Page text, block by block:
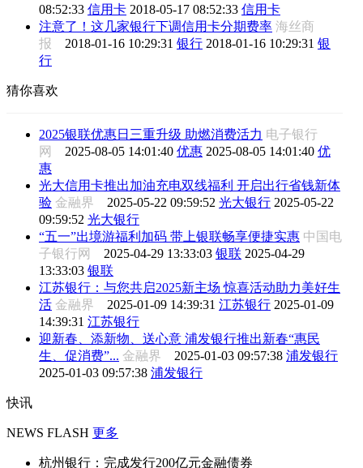
08:52:33 信用卡 2018-05-17 08:52:33 信用卡
注意了！这几家银行下调信用卡分期费率 海丝商
报 2018-01-16 10:29:31 银行 2018-01-16 10:29:31 银
行
猜你喜欢
2025银联优惠日三重升级 助燃消费活力 电子银行
网 2025-08-05 14:01:40 优惠 2025-08-05 14:01:40 优
惠
光大信用卡推出加油充电双线福利 开启出行省钱新体
验 金融界 2025-05-22 09:59:52 光大银行 2025-05-22
09:59:52 光大银行
“五一”出境游福利加码 带上银联畅享便捷实惠 中国电
子银行网 2025-04-29 13:33:03 银联 2025-04-29
13:33:03 银联
江苏银行：与您共启2025新主场 惊喜活动助力美好生
活 金融界 2025-01-09 14:39:31 江苏银行 2025-01-09
14:39:31 江苏银行
迎新春、添新物、送心意 浦发银行推出新春“惠民
生、促消费”... 金融界 2025-01-03 09:57:38 浦发银行
2025-01-03 09:57:38 浦发银行
快讯
NEWS FLASH 更多
杭州银行：完成发行200亿元金融债券